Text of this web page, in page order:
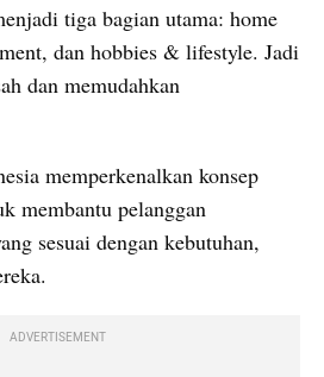
tiga bagian utama: home
dan hobbies & lifestyle. Jadi
dan memudahkan
memperkenalkan konsep
membantu pelanggan
sesuai dengan kebutuhan,
ADVERTISEMENT